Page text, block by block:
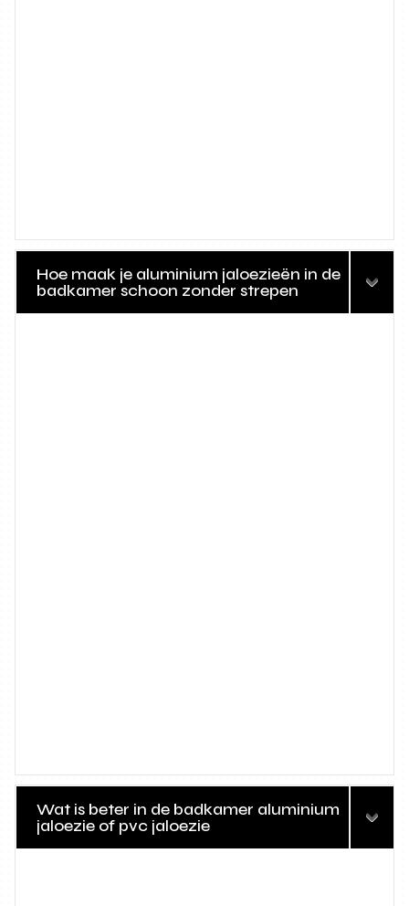
Hoe maak je aluminium jaloezieën in de
badkamer schoon zonder strepen
Wat is beter in de badkamer aluminium
jaloezie of pvc jaloezie